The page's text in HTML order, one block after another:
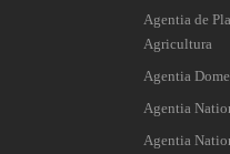
Agentia de
Agricultura
Agentia
Agentia
Agentia